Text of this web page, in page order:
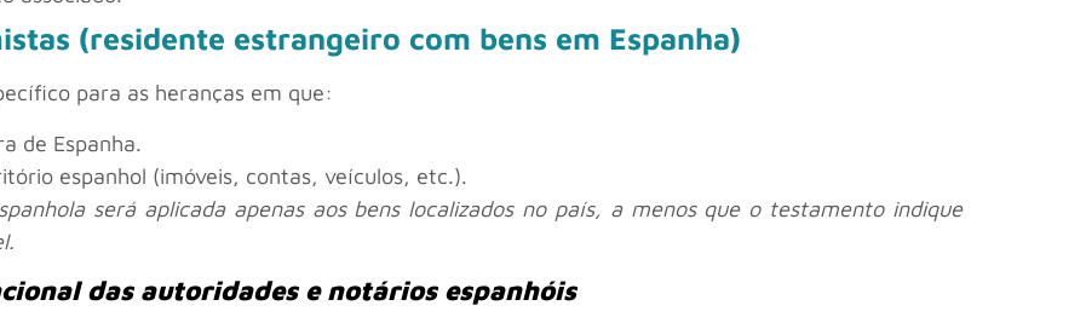
(residente estrangeiro com bens em Espanha)
para as heranças em que:
de Espanha.
espanhol (imóveis, contas, veículos, etc.).
será aplicada apenas aos bens localizados no país, a menos que o testamento indique
das autoridades e notários espanhóis